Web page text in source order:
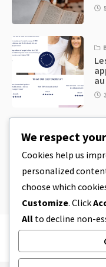
We respect
Cookies help us
personalized
choose which
Customize. Click
All to decline non-